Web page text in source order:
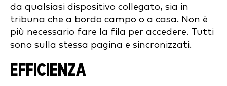
da qualsiasi dispositivo collegato, sia in
tribuna che a bordo campo o a casa. Non è
più necessario fare la fila per accedere. Tutti
sono sulla stessa pagina e sincronizzati.
EFFICIENZA